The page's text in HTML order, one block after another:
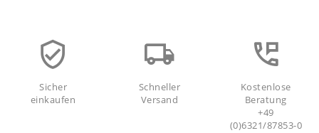
Sicher
einkaufen
Schneller
Versand
Kostenlose
Beratung
+49
(0)6321/87853-0